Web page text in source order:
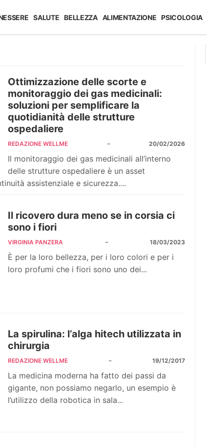
SALUTE BELLEZZA ALIMENTAZIONE PSICOLOGIA
Ottimizzazione delle scorte e
monitoraggio dei gas medicinali:
soluzioni per semplificare la
quotidianità delle strutture
ospedaliere
REDAZIONE WELLME - 20/02/2026
Il monitoraggio dei gas medicinali all’interno
delle strutture ospedaliere è un asset
assistenziale e sicurezza....
Il ricovero dura meno se in corsia ci
sono i fiori
VIRGINIA PANZERA - 18/03/2023
È per la loro bellezza, per i loro colori e per i
loro profumi che i fiori sono uno dei...
La spirulina: l’alga hitech utilizzata in
chirurgia
REDAZIONE WELLME - 19/12/2017
La medicina moderna ha fatto dei passi da
gigante, non possiamo negarlo, un esempio è
l’utilizzo della robotica in sala...